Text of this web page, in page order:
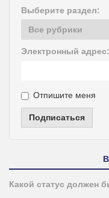
Выберите раздел:
Электронный адрес:
Отпишите меня
Подписаться
Какой статус должен